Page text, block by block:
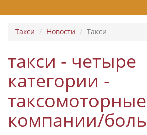
Такси Новости Такси
такси - четыре
категории -
таксомоторные
компании/